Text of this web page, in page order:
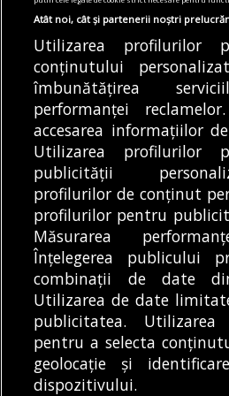
06/08/2026
Articole Știri Transport
Traficul va fi
Universitate. TPBI
69 și 85 vor fi scurtate
MODIFICĂ
© Copyright 2025 -
Găzduit dePresslabs.com.
Despre
Noi
Media
Kit
Politică De
Confidențialitate
Atât noi, cât și partenerii noștri
Utilizarea profilurilor
conținutului
îmbunătățirea
performanței
accesarea informațiilor
Utilizarea profilurilor
publicității
profilurilor de conținut
profilurilor pentru
Măsurarea
Înțelegerea publicului
combinații de date
Utilizarea de date
publicitatea.
pentru a selecta
geolocație și
dispozitivului.